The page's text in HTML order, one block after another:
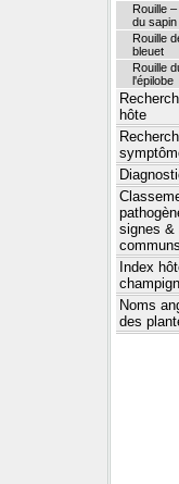
Rouille
du sapin
Rouille
bleuet
Rouille
l'épilobe
hôte
signes &
communs
Index
Noms
des